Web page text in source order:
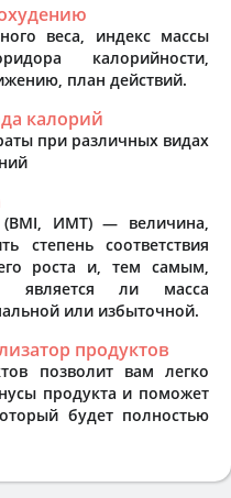
веса, индекс массы
калорийности,
план действий.
калорий
при различных видах
ИМТ) — величина,
степень соответствия
роста и, тем самым,
является ли масса
или избыточной.
продуктов
позволит вам легко
продукта и поможет
будет полностью